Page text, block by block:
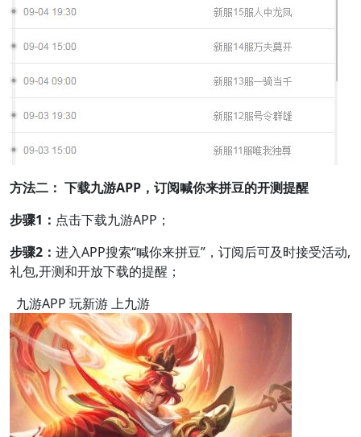
方法二： 下载九游APP，订阅喊你来拼豆的开测提醒
步骤1： 点击下载九游APP；
步骤2： 进入APP搜索“喊你来拼豆”，订阅后可及时接受活动,
礼包,开测和开放下载的提醒；
九游APP 玩新游 上九游